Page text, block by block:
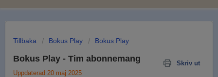
Tillbaka Bokus Play Bokus Play
Bokus Play - Tim abonnemang
Skriv ut
Uppdaterad 20 maj 2025